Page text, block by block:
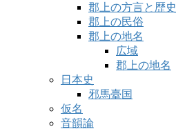
郡上の方言と歴史
郡上の民俗
郡上の地名
広域
郡上の地名
日本史
邪馬臺国
仮名
音韻論